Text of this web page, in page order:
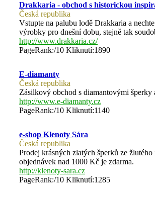
Drakkaria - obchod s historickou
Česká republika
Vstupte na palubu lodě Drakkaria a
výrobky pro dnešní dobu, stejně tak
http://www.drakkaria.cz/
PageRank:/10 Kliknutí:1890
E-diamanty
Česká republika
Zásilkový obchod s diamantovými šperky
http://www.e-diamanty.cz
PageRank:/10 Kliknutí:1140
e-shop Klenoty Sára
Česká republika
Prodej krásných zlatých šperků ze
objednávek nad 1000 Kč je zdarma.
http://klenoty-sara.cz
PageRank:/10 Kliknutí:1285